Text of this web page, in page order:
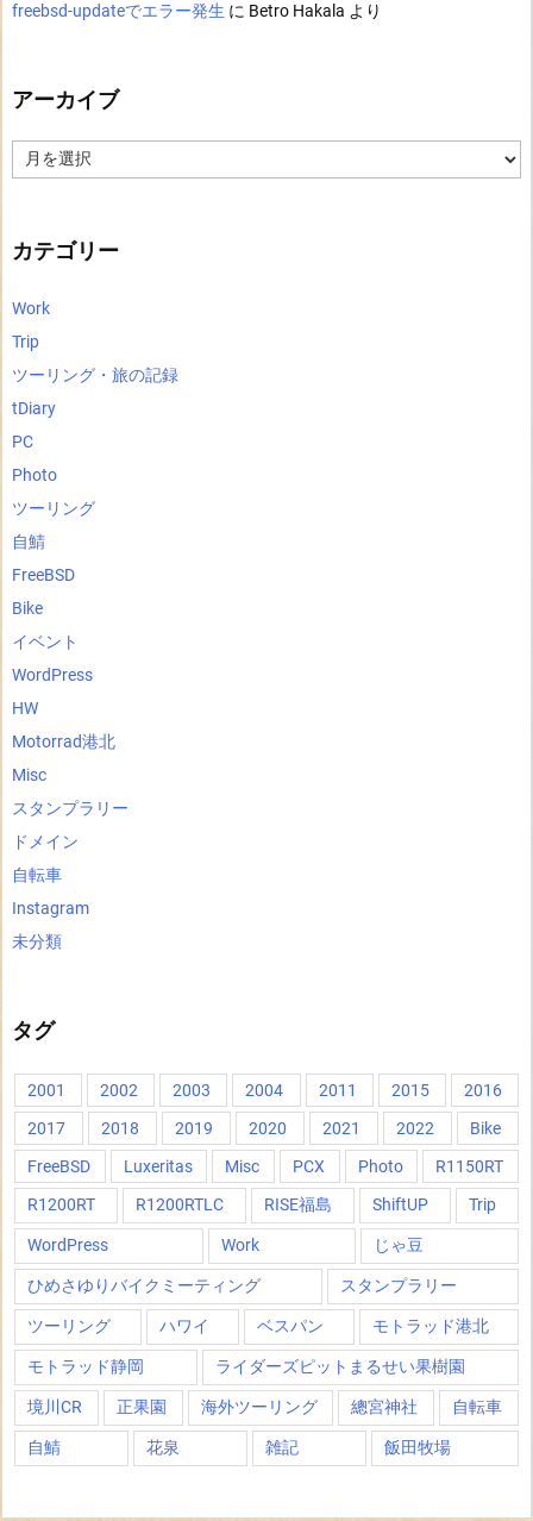
freebsd-updateでエラー発生 に Betro Hakala より
アーカイブ
ー
カテゴリー
Work
Trip
ツーリング・旅の記録
tDiary
PC
Photo
ツーリング
自鯖
FreeBSD
Bike
イベント
WordPress
HW
Motorrad港北
Misc
スタンプラリー
ドメイン
自転車
Instagram
未分類
タグ
2001 2002 2003 2004 2011 2015
2016
2017
2018 2019 2020 2021 2022
Bike
FreeBSD
Luxeritas Misc PCX Photo
R1150RT
R1200RT
R1200RTLC RISE福島 ShiftUP Trip
WordPress Work じゃ豆
ひめさゆりバイクミーティング スタンプラリー
ツーリング ハワイ ベスパン モトラッド港北
モトラッド静岡 ライダーズピットまるせい果樹園
境川CR 正果園 海外ツーリング 總宮神社 自転車
自鯖 花泉 雑記 飯田牧場